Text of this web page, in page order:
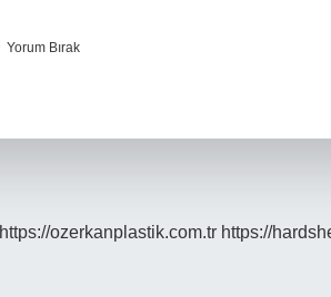
Yorum Bırak
https://ozerkanplastik.com.tr https://